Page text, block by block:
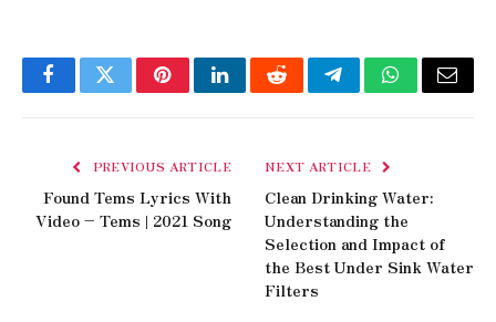
FacebookTwitterPinterestLinkedInRedditTelegramWhatsApp
Email
PREVIOUS ARTICLE
Found Tems Lyrics With
Video – Tems | 2021 Song
NEXT ARTICLE
Clean Drinking Water:
Understanding the
Selection and Impact of
the Best Under Sink Water
Filters